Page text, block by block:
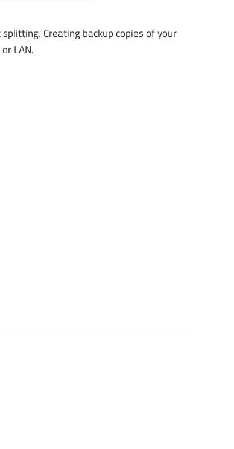
Creating backup copies of your
LAN.